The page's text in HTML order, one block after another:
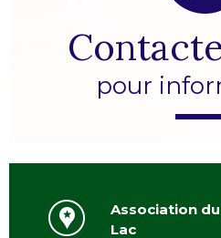
pour
Association
Lac